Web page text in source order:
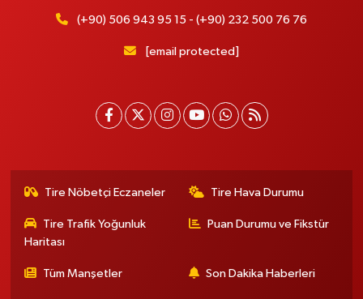
(+90) 506 943 95 15 - (+90) 232 500 76 76
[email protected]
Tire Nöbetçi Eczaneler Tire Hava Durumu
Tire Trafik Yoğunluk
Haritası
Puan Durumu ve Fikstür
Tüm Manşetler Son Dakika Haberleri